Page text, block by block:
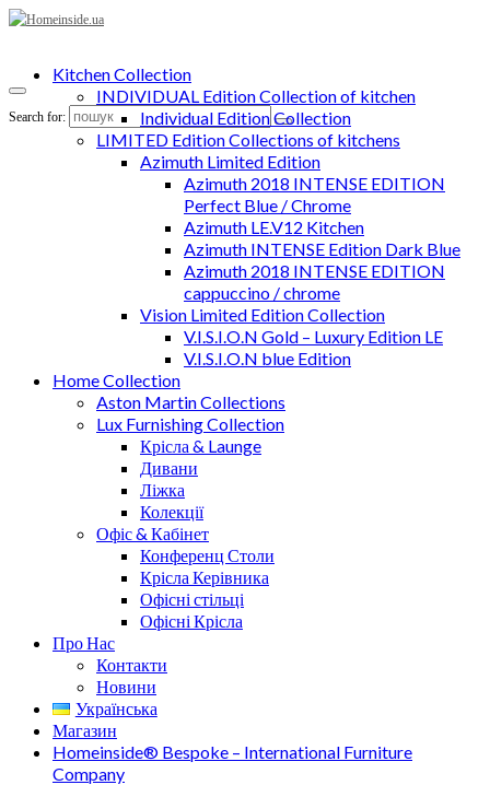
Search for:
Kitchen Collection
INDIVIDUAL Edition Collection of kitchen
Individual Edition Collection
LIMITED Edition Collections of kitchens
Azimuth Limited Edition
Azimuth 2018 INTENSE EDITION
Perfect Blue / Chrome
Azimuth LE.V12 Kitchen
Azimuth INTENSE Edition Dark Blue
Azimuth 2018 INTENSE EDITION
cappuccino / chrome
Vision Limited Edition Collection
V.I.S.I.O.N Gold – Luxury Edition LE
V.I.S.I.O.N blue Edition
Home Collection
Aston Martin Collections
Lux Furnishing Collection
Крісла & Launge
Дивани
Ліжка
Колекції
Офіс & Кабінет
Конференц Столи
Крісла Керівника
Офісні стільці
Офісні Крісла
Про Нас
Контакти
Новини
Українська
Магазин
Homeinside® Bespoke – International Furniture
Company